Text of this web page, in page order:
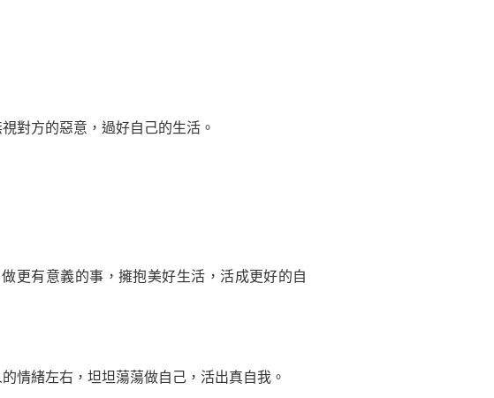
對方的惡意，過好自己的生活。
有意義的事，擁抱美好生活，活成更好的自
緒左右，坦坦蕩蕩做自己，活出真自我。